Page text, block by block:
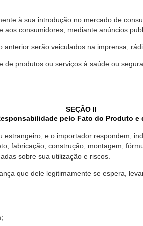
à sua introdução no mercado de
consumidores, mediante anúncios
serão veiculados na imprensa,
produtos ou serviços à saúde ou
SEÇÃO II
pelo Fato do Produto e
estrangeiro, e o importador respondem,
fabricação, construção, montagem,
sobre sua utilização e riscos.
que dele legitimamente se espera,